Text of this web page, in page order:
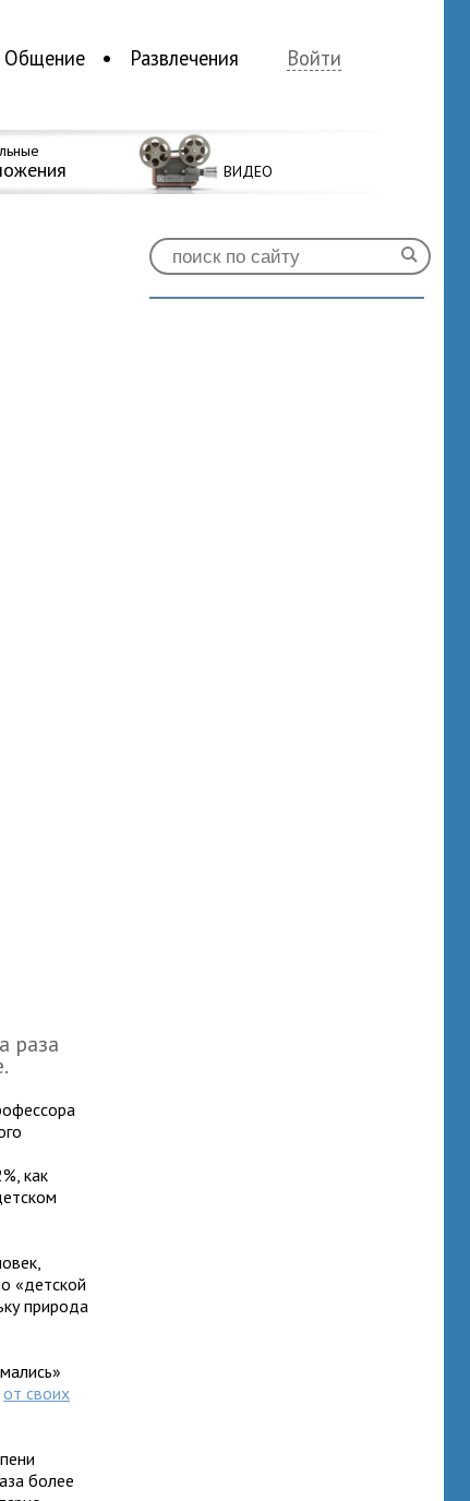
Общение Развлечения Войти
ВИДЕО
раза
как
«детской
природа
от своих
более